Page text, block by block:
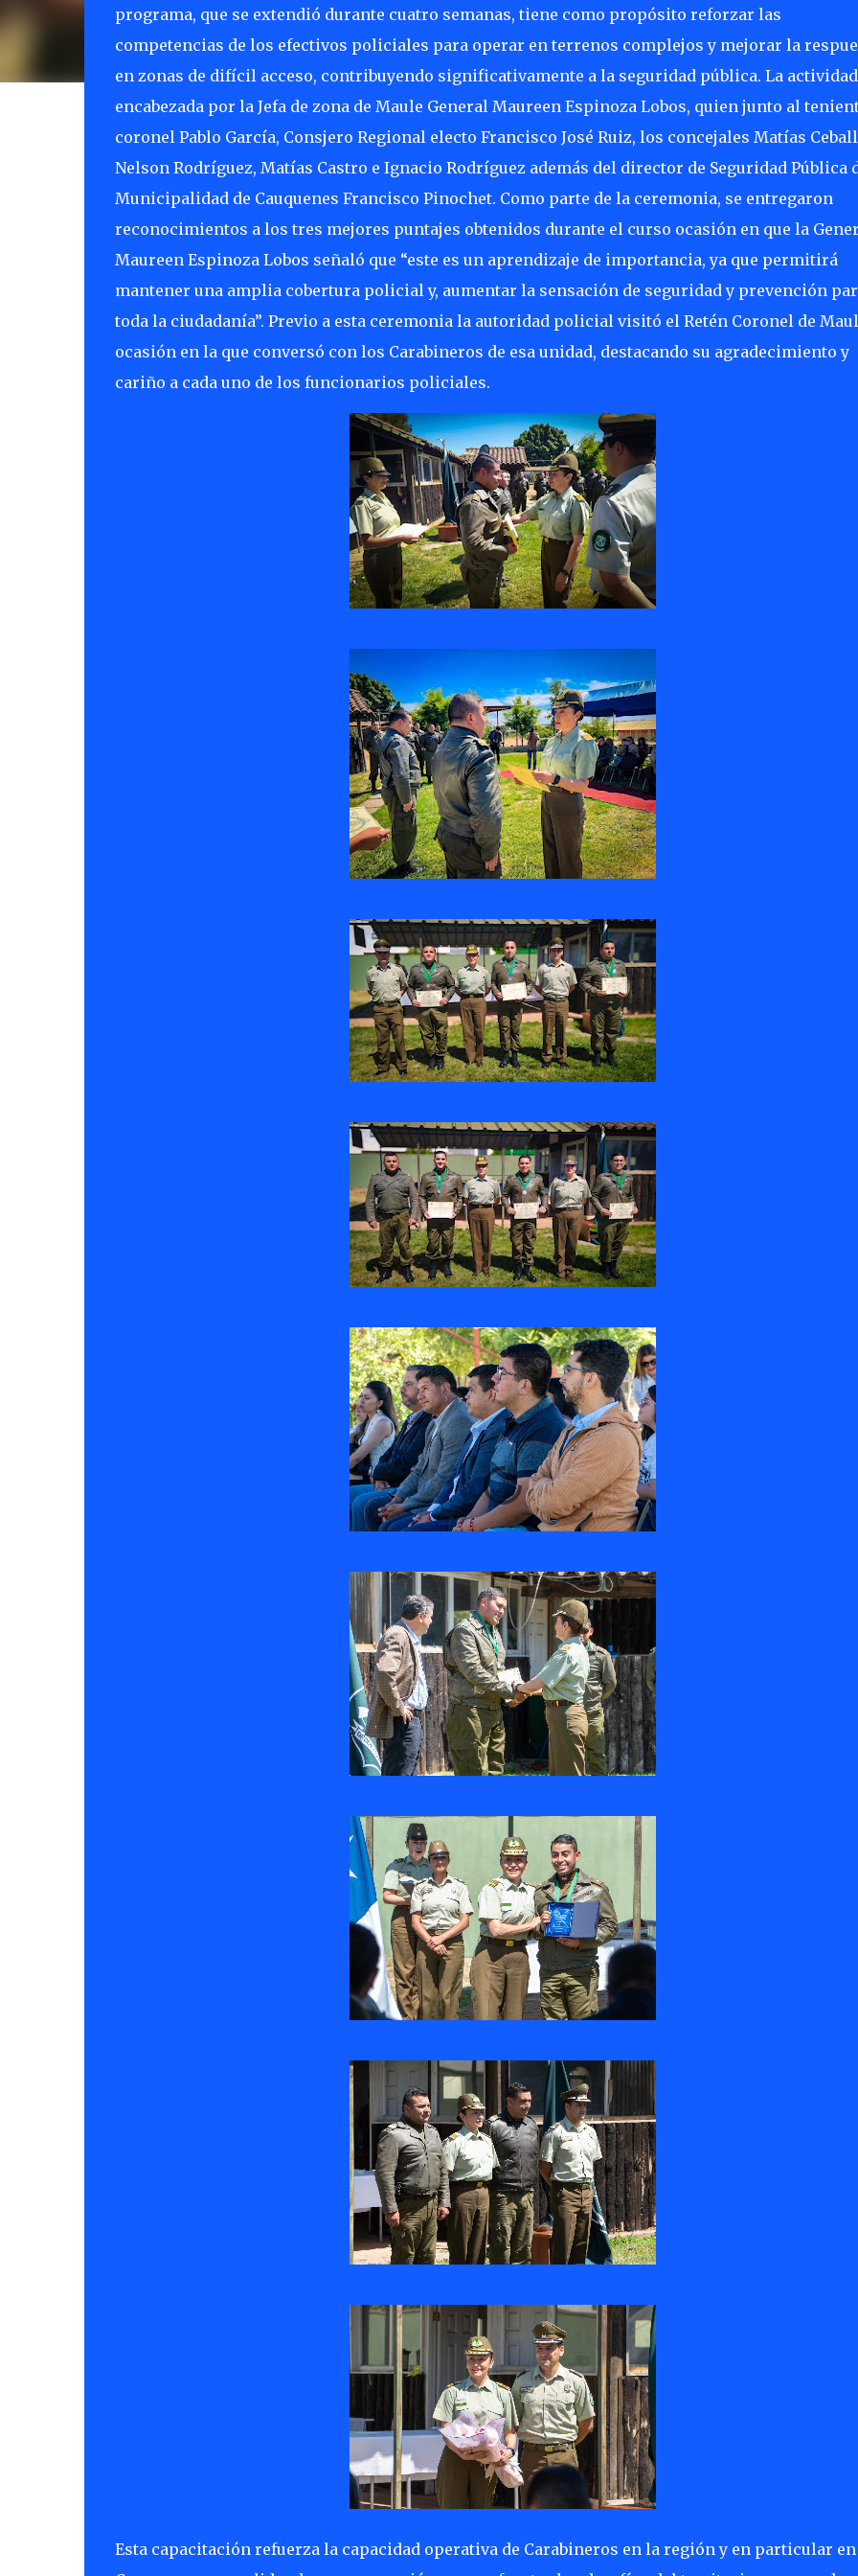
programa, que se extendió durante cuatro semanas, tiene como propósito reforzar las
competencias de los efectivos policiales para operar en terrenos complejos y mejorar la
en zonas de difícil acceso, contribuyendo significativamente a la seguridad pública. La
encabezada por la Jefa de zona de Maule General Maureen Espinoza Lobos, quien junto al
coronel Pablo García, Consjero Regional electo Francisco José Ruiz, los concejales Matías
Nelson Rodríguez, Matías Castro e Ignacio Rodríguez además del director de Seguridad Pública
Municipalidad de Cauquenes Francisco Pinochet. Como parte de la ceremonia, se entregaron
reconocimientos a los tres mejores puntajes obtenidos durante el curso ocasión en que la
Maureen Espinoza Lobos señaló que “este es un aprendizaje de importancia, ya que permitirá
mantener una amplia cobertura policial y, aumentar la sensación de seguridad y prevención
toda la ciudadanía”. Previo a esta ceremonia la autoridad policial visitó el Retén Coronel de
ocasión en la que conversó con los Carabineros de esa unidad, destacando su agradecimiento y
cariño a cada uno de los funcionarios policiales.
Esta capacitación refuerza la capacidad operativa de Carabineros en la región y en particular en